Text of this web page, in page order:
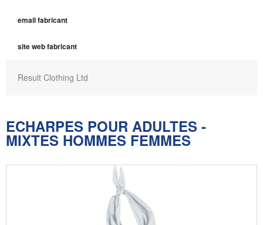
email fabricant
site web fabricant
Result Clothing Ltd
ECHARPES POUR ADULTES -
MIXTES HOMMES FEMMES